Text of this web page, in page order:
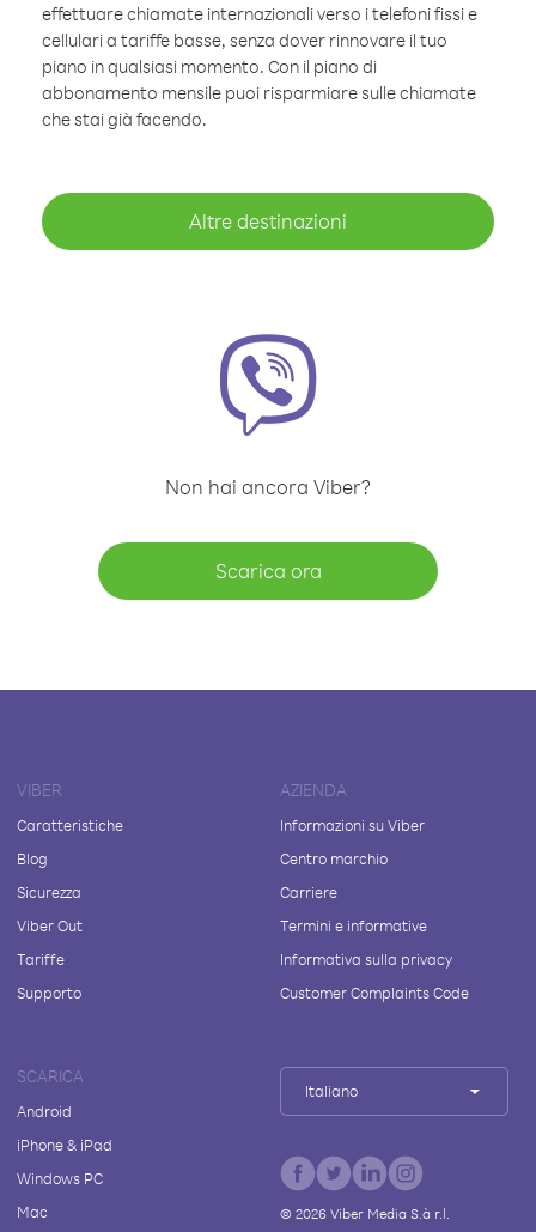
effettuare chiamate internazionali verso i telefoni fissi e
cellulari a tariffe basse, senza dover rinnovare il tuo
piano in qualsiasi momento. Con il piano di
abbonamento mensile puoi risparmiare sulle chiamate
che stai già facendo.
Altre destinazioni
Non hai ancora Viber?
Scarica ora
VIBER
Caratteristiche
Blog
Sicurezza
Viber Out
Tariffe
Supporto
AZIENDA
Informazioni su Viber
Centro marchio
Carriere
Termini e informative
Informativa sulla privacy
Customer Complaints Code
SCARICA
Android
iPhone & iPad
Windows PC
Mac
Italiano
© 2026Viber Media S.à r.l.